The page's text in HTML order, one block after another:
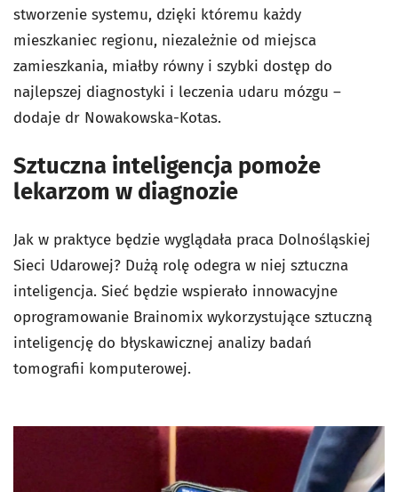
stworzenie systemu, dzięki któremu każdy
mieszkaniec regionu, niezależnie od miejsca
zamieszkania, miałby równy i szybki dostęp do
najlepszej diagnostyki i leczenia udaru mózgu –
dodaje dr Nowakowska-Kotas.
Sztuczna inteligencja pomoże
lekarzom w diagnozie
Jak w praktyce będzie wyglądała praca Dolnośląskiej
Sieci Udarowej? Dużą rolę odegra w niej sztuczna
inteligencja. Sieć będzie wspierało innowacyjne
oprogramowanie Brainomix wykorzystujące sztuczną
inteligencję do błyskawicznej analizy badań
tomografii komputerowej.